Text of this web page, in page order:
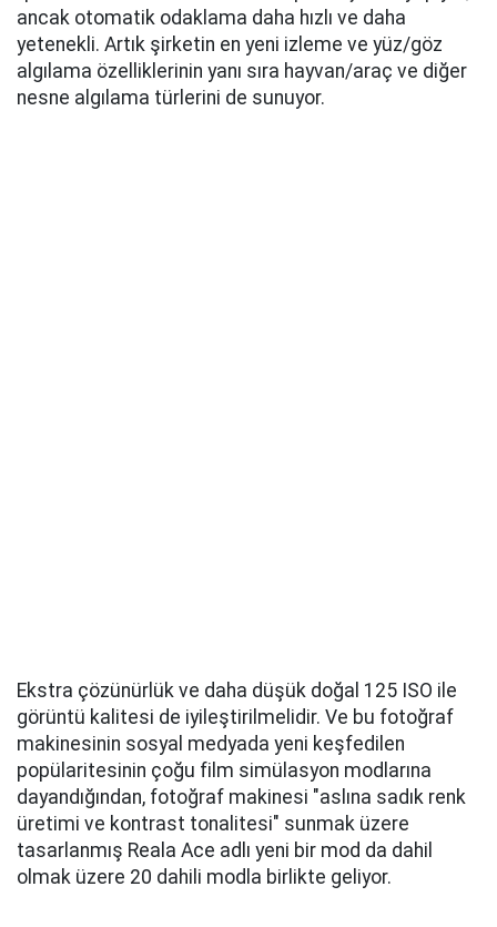
ancak otomatik odaklama daha hızlı ve daha
yetenekli. Artık şirketin en yeni izleme ve yüz/göz
algılama özelliklerinin yanı sıra hayvan/araç ve diğer
nesne algılama türlerini de sunuyor.
Ekstra çözünürlük ve daha düşük doğal 125 ISO ile
görüntü kalitesi de iyileştirilmelidir. Ve bu fotoğraf
makinesinin sosyal medyada yeni keşfedilen
popülaritesinin çoğu film simülasyon modlarına
dayandığından, fotoğraf makinesi "aslına sadık renk
üretimi ve kontrast tonalitesi" sunmak üzere
tasarlanmış Reala Ace adlı yeni bir mod da dahil
olmak üzere 20 dahili modla birlikte geliyor.